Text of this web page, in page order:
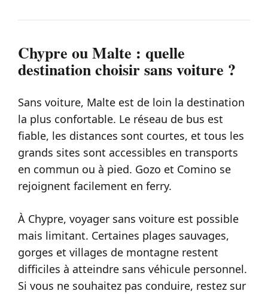
Chypre ou Malte : quelle
destination choisir sans voiture ?
Sans voiture, Malte est de loin la destination
la plus confortable. Le réseau de bus est
fiable, les distances sont courtes, et tous les
grands sites sont accessibles en transports
en commun ou à pied. Gozo et Comino se
rejoignent facilement en ferry.
À Chypre, voyager sans voiture est possible
mais limitant. Certaines plages sauvages,
gorges et villages de montagne restent
difficiles à atteindre sans véhicule personnel.
Si vous ne souhaitez pas conduire, restez sur